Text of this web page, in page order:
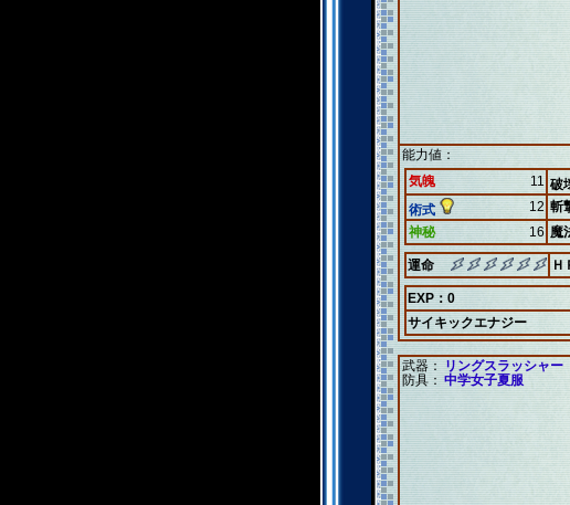
能力値：
気魄
11 破
術式
12 斬
神秘
16 魔
運命 Ｈ
EXP：0
サイキックエナジー
武器：
リングスラッシャー
防具： 中学女子夏服